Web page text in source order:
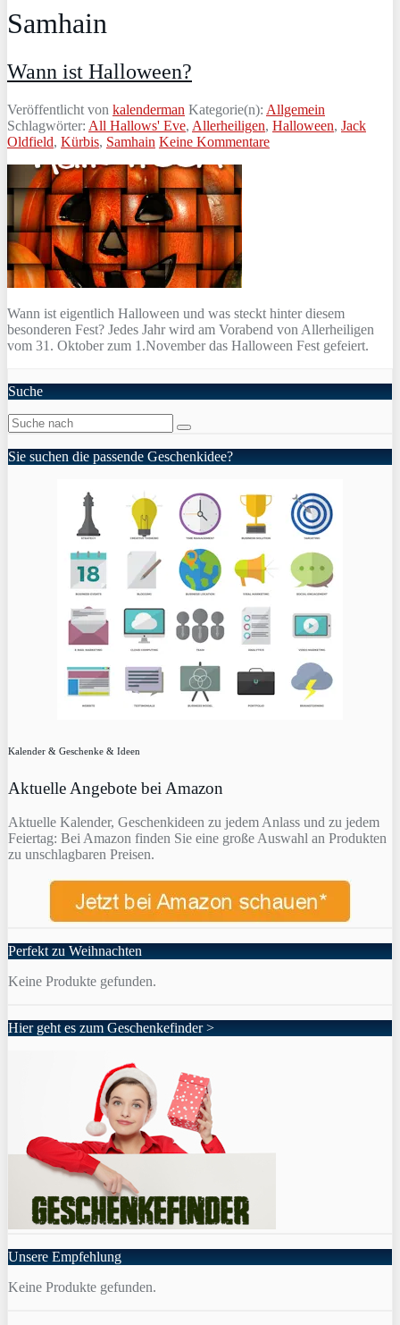
Samhain
Wann ist Halloween?
Veröffentlicht von kalenderman Kategorie(n): Allgemein
Schlagwörter: All Hallows' Eve, Allerheiligen, Halloween, Jack
Oldfield, Kürbis, Samhain Keine Kommentare
Wann ist eigentlich Halloween und was steckt hinter diesem
besonderen Fest? Jedes Jahr wird am Vorabend von Allerheiligen
vom 31. Oktober zum 1.November das Halloween Fest gefeiert.
Suche
Sie suchen die passende Geschenkidee?
Kalender & Geschenke & Ideen
Aktuelle Angebote bei Amazon
Aktuelle Kalender, Geschenkideen zu jedem Anlass und zu jedem
Feiertag: Bei Amazon finden Sie eine große Auswahl an Produkten
zu unschlagbaren Preisen.
Perfekt zu Weihnachten
Keine Produkte gefunden.
Hier geht es zum Geschenkefinder >
Unsere Empfehlung
Keine Produkte gefunden.